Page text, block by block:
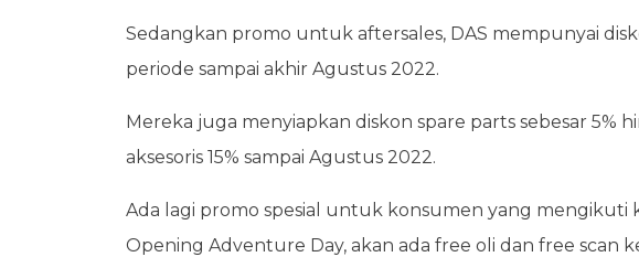
Sedangkan promo untuk aftersales, DAS mempunyai
periode sampai akhir Agustus 2022.
Mereka juga menyiapkan diskon spare parts sebesar 5%
aksesoris 15% sampai Agustus 2022.
Ada lagi promo spesial untuk konsumen yang mengikuti
Opening Adventure Day, akan ada free oli dan free scan